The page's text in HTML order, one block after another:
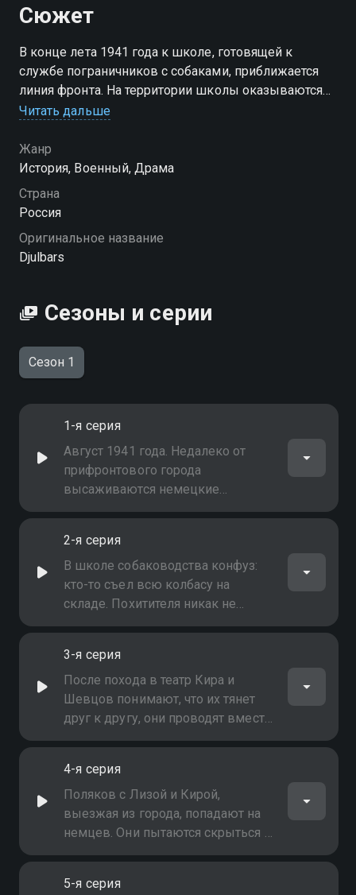
Сюжет
В конце лета 1941 года к школе, готовящей к
службе пограничников с собаками, приближается
линия фронта. На территории школы оказываются
врач Кира и её маленькая дочь. Вместе с
противостоять немцам…
Читать дальше
Жанр
История, Военный, Драма
Страна
Россия
Оригинальное название
Djulbars
Сезоны и серии
Сезон 1
1-я серия
Август 1941 года. Недалеко от
прифронтового города
высаживаются немецкие
диверсанты. Неопытные курсанты
расположенной поблизости,
принимают бой, во время
которого получает серьёзное
ранение сержант школы Егорыч
2-я серия
В школе собаководства конфуз:
кто-то съел всю колбасу на
складе. Похитителя никак не
удаётся поймать, пока за дело не
рядовой школы Яша. Зверь
отловлен: это дикая собака,
похожая на волка
3-я серия
После похода в театр Кира и
Шевцов понимают, что их тянет
друг к другу, они проводят вместе
ночь. На следующий день
линию фронта. Город и школу
собаководства экстренно
пытаются эвакуировать. Поляков
приезжает в школу
4-я серия
Поляков с Лизой и Кирой,
выезжая из города, попадают на
немцев. Они пытаются скрыться в
лесу, но те находят их. От смерти
Джульбарс, который приводит за
5-я серия